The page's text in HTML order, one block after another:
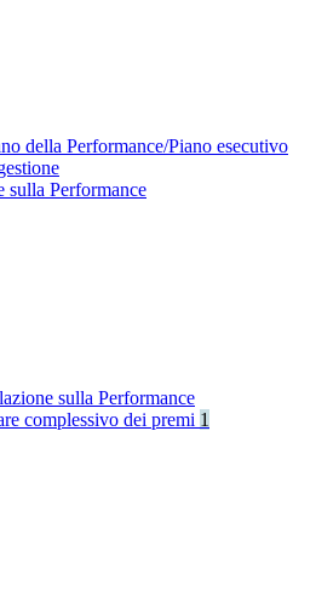
della Performance/Piano esecutivo
sulla Performance
sulla Performance
complessivo dei premi 1